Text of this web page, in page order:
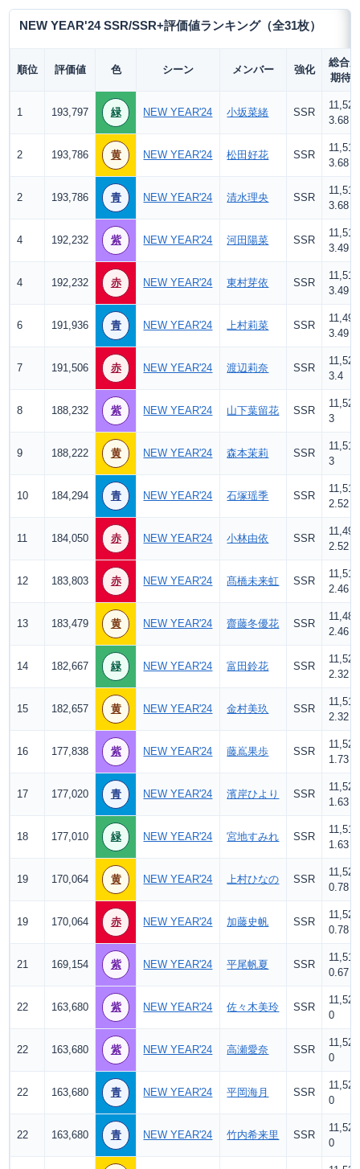
NEW YEAR'24 SSR/SSR+評価値ランキング（全31枚）
順位 評価値 色 シーン メンバー 強化
総合
期待
1 193,797 緑 NEW YEAR'24 小坂菜緒 SSR
11,520
3.68
2 193,786 黄 NEW YEAR'24 松田好花 SSR
11,519
3.68
2 193,786 青 NEW YEAR'24 清水理央 SSR
11,519
3.68
4 192,232 紫 NEW YEAR'24 河田陽菜 SSR
11,519
3.49
4 192,232 赤 NEW YEAR'24 東村芽依 SSR
11,519
3.49
6 191,936 青 NEW YEAR'24 上村莉菜 SSR
11,491
3.49
7 191,506 赤 NEW YEAR'24 渡辺莉奈 SSR
11,520
3.4
8 188,232 紫 NEW YEAR'24 山下葉留花 SSR
11,520
3
9 188,222 黄 NEW YEAR'24 森本茉莉 SSR
11,519
3
10 184,294 青 NEW YEAR'24 石塚瑶季 SSR
11,519
2.52
11 184,050 赤 NEW YEAR'24 小林由依 SSR
11,495
2.52
12 183,803 赤 NEW YEAR'24 髙橋未来虹 SSR
11,519
2.46
13 183,479 黄 NEW YEAR'24 齋藤冬優花 SSR
11,487
2.46
14 182,667 緑 NEW YEAR'24 富田鈴花 SSR
11,520
2.32
15 182,657 黄 NEW YEAR'24 金村美玖 SSR
11,519
2.32
16 177,838 紫 NEW YEAR'24 藤嶌果歩 SSR
11,520
1.73
17 177,020 青 NEW YEAR'24 濱岸ひより SSR
11,520
1.63
18 177,010 緑 NEW YEAR'24 宮地すみれ SSR
11,519
1.63
19 170,064 黄 NEW YEAR'24 上村ひなの SSR
11,520
0.78
19 170,064 赤 NEW YEAR'24 加藤史帆 SSR
11,520
0.78
21 169,154 紫 NEW YEAR'24 平尾帆夏 SSR
11,519
0.67
22 163,680 紫 NEW YEAR'24 佐々木美玲 SSR
11,520
0
22 163,680 紫 NEW YEAR'24 高瀬愛奈 SSR
11,520
0
22 163,680 青 NEW YEAR'24 平岡海月 SSR
11,520
0
22 163,680 青 NEW YEAR'24 竹内希来里 SSR
11,520
0